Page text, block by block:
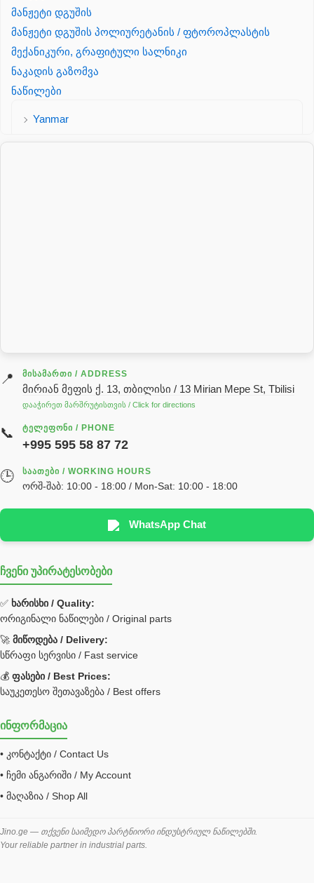
მანჟეტი დგუშის
მანჟეტი დგუშის პოლიურეტანის / ფტოროპლასტის
მექანიკური, გრაფიტული სალნიკი
ნაკადის გაზომვა
ნაწილები
Yanmar
გადაცემათა კოლოფის ზეთი( კარობკის ზეთი)
ძრავის ზეთი
ჰიდრავლიკის ზეთი
реек
სხადასხვა
Hyva
უჟანგავი ფოლადი
Bobcat ფილტრი
Caterpillar ფილტრი
JCB ფილტრი
ქვაბი გათბობა მილები
შემაერთებელი / გადამყვანი UNF ORFS
შემაერთებელი BSPP /გადამყვანი
შესაფუთი მანქანა ვაკუმით
შლანგი
საწვავის შლანგი
📍 ᲛᲘᲡᲐᲛᲐᲠᲗᲘ / ADDRESS
მირიან მეფის ქ. 13, თბილისი / 13 Mirian Mepe St, Tbilisi
დააჭირეთ მარშრუტისთვის / Click for directions
📞 ᲢᲔᲚᲔᲤᲝᲜᲘ / PHONE
+995 595 58 87 72
🕒 ᲡᲐᲐᲗᲔᲑᲘ / WORKING HOURS
ორშ-შაბ: 10:00 - 18:00 / Mon-Sat: 10:00 - 18:00
WhatsApp Chat
ჩვენი უპირატესობები
✅ ხარისხი / Quality:
ორიგინალი ნაწილები / Original parts
🚀 მიწოდება / Delivery:
სწრაფი სერვისი / Fast service
💰 ფასები / Best Prices:
საუკეთესო შეთავაზება / Best offers
ინფორმაცია
• კონტაქტი / Contact Us
• ჩემი ანგარიში / My Account
• მაღაზია / Shop All
Jino.ge — თქვენი საიმედო პარტნიორი ინდუსტრიულ ნაწილებში.
Your reliable partner in industrial parts.